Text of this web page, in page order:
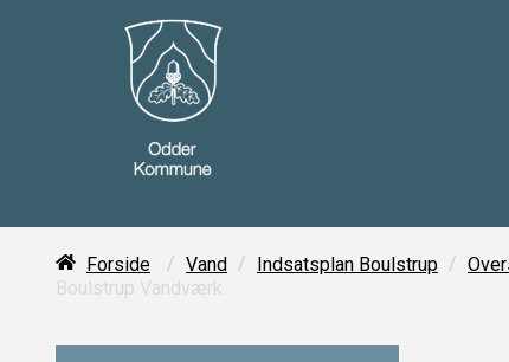
Forside / Vand / Indsatsplan Boulstrup /
Boulstrup Vandværk